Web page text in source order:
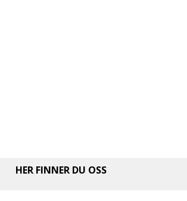
HER FINNER DU OSS